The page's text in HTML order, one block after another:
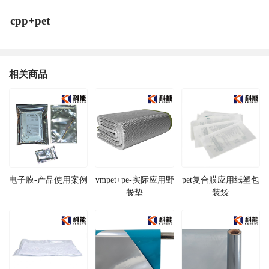
cpp+pet
相关商品
电子膜-产品使用案例
vmpet+pe-实际应用野
餐垫
pet复合膜应用纸塑包
装袋